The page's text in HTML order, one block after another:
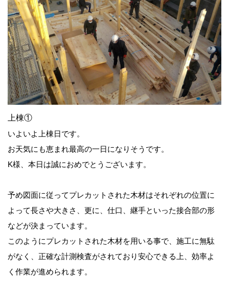
上棟①
いよいよ上棟日です。
お天気にも恵まれ最高の一日になりそうです。
K様、本日は誠におめでとうございます。
予め図面に従ってプレカットされた木材はそれぞれの位置に
よって長さや大きさ、更に、仕口、継手といった接合部の形
などが決まっています。
このようにプレカットされた木材を用いる事で、施工に無駄
がなく、正確な計測検査がされており安心できる上、効率よ
く作業が進められます。